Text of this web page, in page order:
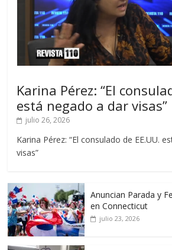
Karina Pérez: “El
está negado a dar visas”
julio 26, 2026
Karina Pérez: “El consulado de EE.UU.
visas”
Anuncian Parada y
en Connecticut
julio 23, 2026